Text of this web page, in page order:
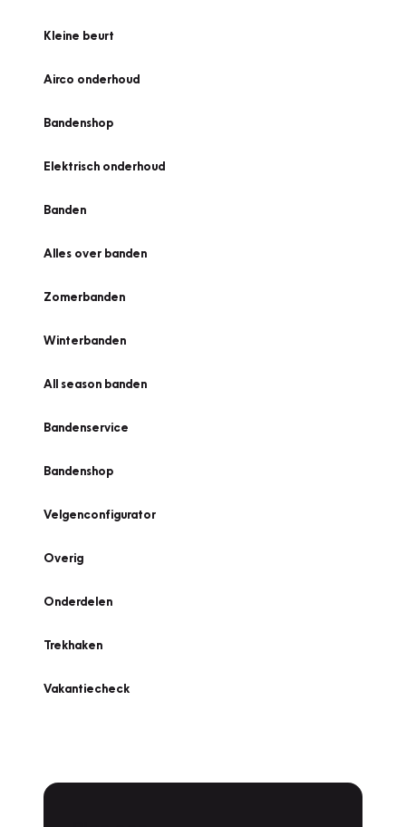
Kleine beurt
Airco onderhoud
Bandenshop
Elektrisch onderhoud
Banden
Alles over banden
Zomerbanden
Winterbanden
All season banden
Bandenservice
Bandenshop
Velgenconfigurator
Overig
Onderdelen
Trekhaken
Vakantiecheck